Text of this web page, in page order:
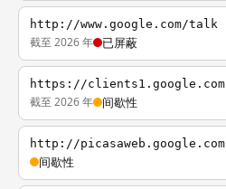
http://www.google.com/talk
截至 2026 年 已屏蔽
https://clients1.google.com
截至 2026 年 间歇性
http://picasaweb.google.com
间歇性